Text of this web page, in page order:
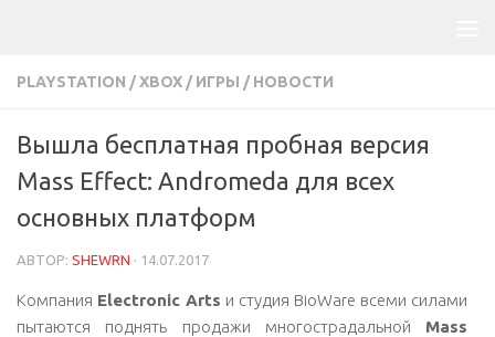
PLAYSTATION /XBOX / ИГРЫ / НОВОСТИ
Вышла бесплатная пробная версия
Mass Effect: Andromeda для всех
основных платформ
АВТОР: SHEWRN · 14.07.2017
Компания Electronic Arts и студия BioWare всеми силами
пытаются поднять продажи многострадальной Mass